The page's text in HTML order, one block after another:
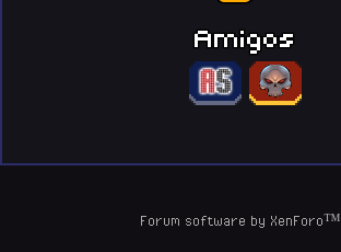
Amigos
Forum software by XenForo™